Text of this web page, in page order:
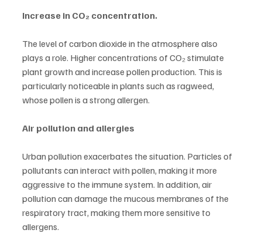
Increase in CO₂ concentration.
The level of carbon dioxide in the atmosphere also
plays a role. Higher concentrations of CO₂ stimulate
plant growth and increase pollen production. This is
particularly noticeable in plants such as ragweed,
whose pollen is a strong allergen.
Air pollution and allergies
Urban pollution exacerbates the situation. Particles of
pollutants can interact with pollen, making it more
aggressive to the immune system. In addition, air
pollution can damage the mucous membranes of the
respiratory tract, making them more sensitive to
allergens.